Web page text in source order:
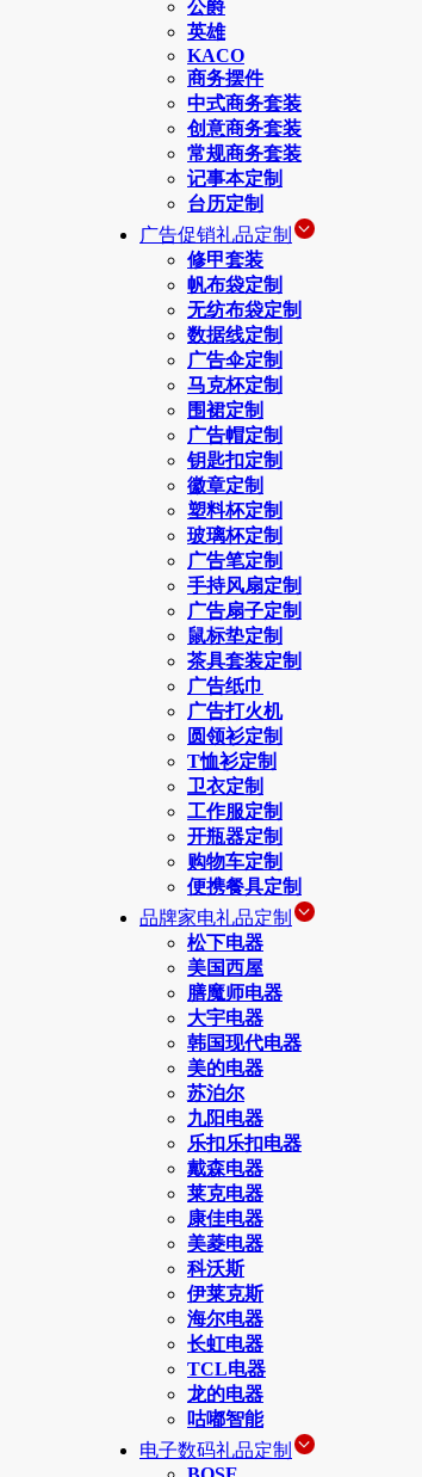
公爵
英雄
KACO
商务摆件
中式商务套装
创意商务套装
常规商务套装
记事本定制
台历定制
广告促销礼品定制
修甲套装
帆布袋定制
无纺布袋定制
数据线定制
广告伞定制
马克杯定制
围裙定制
广告帽定制
钥匙扣定制
徽章定制
塑料杯定制
玻璃杯定制
广告笔定制
手持风扇定制
广告扇子定制
鼠标垫定制
茶具套装定制
广告纸巾
广告打火机
圆领衫定制
T恤衫定制
卫衣定制
工作服定制
开瓶器定制
购物车定制
便携餐具定制
品牌家电礼品定制
松下电器
美国西屋
膳魔师电器
大宇电器
韩国现代电器
美的电器
苏泊尔
九阳电器
乐扣乐扣电器
戴森电器
莱克电器
康佳电器
美菱电器
科沃斯
伊莱克斯
海尔电器
长虹电器
TCL电器
龙的电器
咕嘟智能
电子数码礼品定制